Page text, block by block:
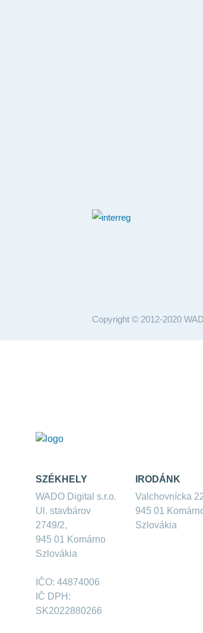
Copyright © 2012-2020
SZÉKHELY
WADO Digital s.r.o.
Ul. stavbárov
2749/2,
945 01 Komárno
Szlovákia
IČO: 44874006
IČ DPH:
SK2022880266
IRODÁNK
Valchovnícka
945 01
Szlovákia